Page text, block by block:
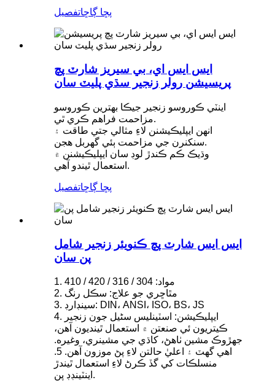
پڇا ڳاڇاتفصيل
ايس ايس اي، بي سيريز شارٽ پچ
پريسيشن رولر زنجير سڌي پليٽ سان
اينٽي ڪوروسو زنجير جيڪا بهترين ڪوروسو
مزاحمت فراهم ڪري ٿي.
انهن ايپليڪيشنن لاءِ مثالي جتي طاقت ۽
سنکنرن جي مزاحمت ٻئي گهربل هجن.
وڌيڪ ڪم ڪندڙ لوڊ سان ايپليڪيشنن ۾
استعمال ٿيندو آهي.
پڇا ڳاڇاتفصيل
ايس ايس شارٽ پچ ڪنويئر زنجير شامل
پن سان
1. مواد: 304 / 316 / 420 / 410
2. مٿاڇري جو علاج: سڪل رنگ
3. سينڊارڊ: DIN، ANSI، ISO، BS، JS
4. ايپليڪيشن: اسٽينلیس سٹیل جون زنجير
ڪيتريون ئي صنعتن ۾ استعمال ٿينديون آهن،
جهڙوڪ مشين ٺاهڻ، کاڌي جي مشينري، وغيره.
اهي گهٽ ۽ اعليٰ حالتن لاءِ پڻ موزون آهن. 5.
منسلڪات کي گڏ ڪرڻ لاءِ استعمال ٿيندڙ
اينٽينڊڊ پن.